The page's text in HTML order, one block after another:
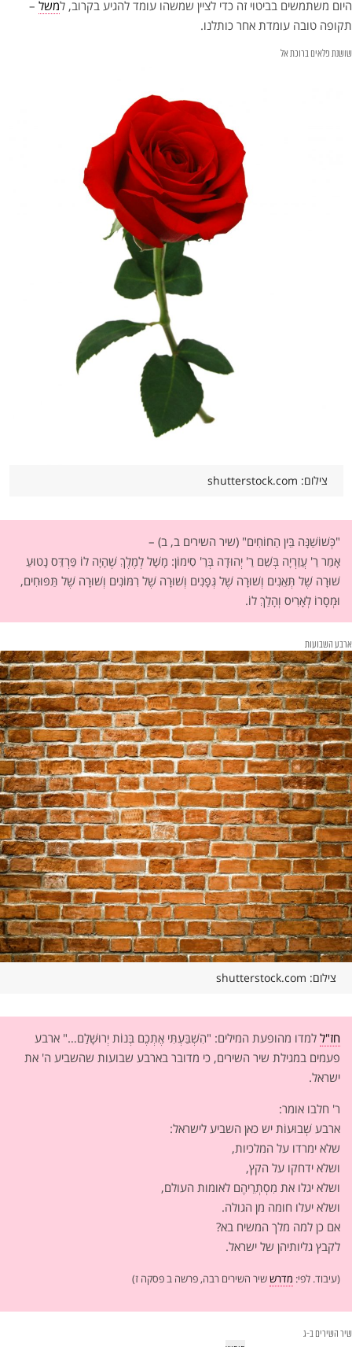
היום משתמשים בביטוי זה כדי לציין שמשהו עומד להגיע בקרוב, למשל –
תקופה טובה עומדת אחר כותלנו.
שושנת פלאים ברוכת אל
צילום: shutterstock.com
"כְּשׁוֹשַׁנָּה בֵּין הַחוֹחִים" (שיר השירים ב, ב) –
אָמַר רַ' עֲזַרְיָה בְּשֵׁם רַ' יְהוּדָה בְּרַ' סִימוֹן: מָשָׁל לְמֶלֶךְ שֶׁהָיָה לוֹ פַּרְדֵּס נָטוּעַ
שׁוּרָה שֶׁל תְּאֵנִים וְשׁוּרָה שֶׁל גְּפָנִים וְשׁוּרָה שֶׁל רִמּוֹנִים וְשׁוּרָה שֶׁל תַּפּוּחִים,
וּמְסָרוֹ לְאָרִיס וְהָלַךְ לוֹ.
ארבע השבועות
צילום: shutterstock.com
חז"ל למדו מהופעת המילים: "הִשְׁבַּעְתִּי אֶתְכֶם בְּנוֹת יְרוּשָׁלִַם…" ארבע
פעמים במגילת שיר השירים, כי מדובר בארבע שבועות שהשביע ה' את
ישראל.
ר' חלבו אומר:
ארבע שְׁבוּעוֹת יש כאן השביע לישראל:
שלא ימרדו על המלכיות,
ושלא ידחקו על הקץ,
ושלא יגלו את מִסְתְרֵיהֶם לאומות העולם,
ושלא יעלו חומה מן הגולה.
אם כן למה מלך המשיח בא?
לקבץ גליותיהן של ישראל.
(עיבוד. לפי: מדרששיר השירים רבה, פרשה ב פסקה ז)
שיר השירים ב-ג